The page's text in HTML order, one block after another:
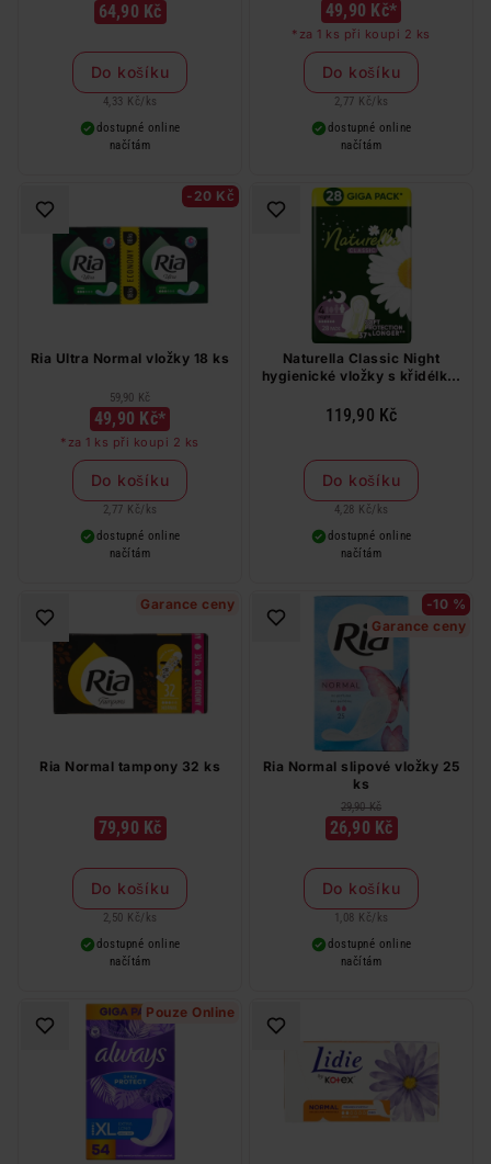
64,90 Kč
Do košíku
4,33 Kč/ ks
dostupné online
načítám
49,90 Kč*
*za 1 ks při koupi 2 ks
Do košíku
2,77 Kč/ ks
dostupné online
načítám
-20 Kč
Ria Ultra Normal vložky 18 ks
59,90 Kč
49,90 Kč*
*za 1 ks při koupi 2 ks
Do košíku
2,77 Kč/ ks
dostupné online
načítám
Naturella Classic Night
hygienické vložky s křidélky,
119,90 Kč
Do košíku
4,28 Kč/ ks
dostupné online
načítám
Garance ceny
Ria Normal tampony 32 ks
79,90 Kč
Do košíku
2,50 Kč/ ks
dostupné online
načítám
-10 %
Garance ceny
Ria Normal slipové vložky 25
ks
29,90 Kč
26,90 Kč
Do košíku
1,08 Kč/ ks
dostupné online
načítám
Pouze Online